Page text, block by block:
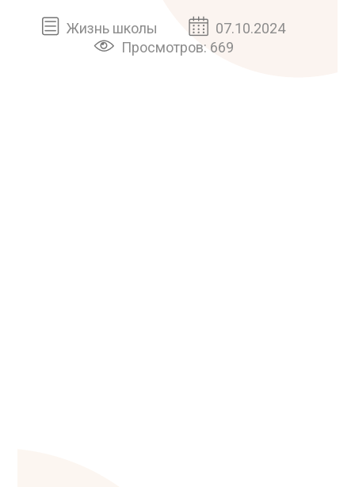
Жизнь школы
07.10.2024
Просмотров: 669